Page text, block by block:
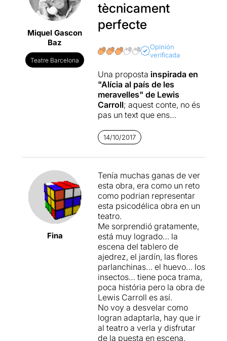
Miquel Gascon
Baz
Teatre Barcelona
tècnicament
perfecte
Opinión
verificada
Una proposta inspirada en
"Alícia al país de les
meravelles" de Lewis
Carroll; aquest conte, no és
pas un text que ens
contrari, perquè
malauradament
pogut connectar amb
els múltiples intents que
hem fet.
Deixant de banda aquest fet,
teníem molta curiositat en
veure amb els nostres
propis ulls, el que preveiem
com una agosarada posada
en escena. I no ens ha
decebut pas, perquè
dramatúrgicament és un
espectacle molt treballat i
reeixit , que barreja la
interpretació de
l'actriuPadi Padila, amb el
teatre d'objectes manipulat
en directe per
14/10/2017
Fina
Tenía muchas ganas de ver
esta obra, era como un reto
como podrian representar
esta psicodélica obra en un
teatro.
Me sorprendió gratamente,
está muy logrado… la
escena del tablero de
ajedrez, el jardín, las flores
parlanchinas… el huevo… los
insectos… tiene poca trama,
poca história pero la obra de
Lewis Carroll es así.
No voy a desvelar como
logran adaptarla, hay que ir
al teatro a verla y disfrutar
de la puesta en escena.